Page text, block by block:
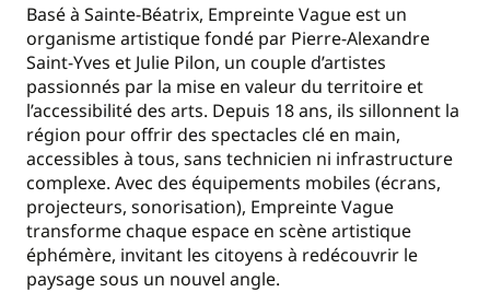
Basé à Sainte-Béatrix, Empreinte Vague est un
organisme artistique fondé par Pierre-Alexandre
Saint-Yves et Julie Pilon, un couple d’artistes
passionnés par la mise en valeur du territoire et
l’accessibilité des arts. Depuis 18 ans, ils sillonnent la
région pour offrir des spectacles clé en main,
accessibles à tous, sans technicien ni infrastructure
complexe. Avec des équipements mobiles (écrans,
projecteurs, sonorisation), Empreinte Vague
transforme chaque espace en scène artistique
éphémère, invitant les citoyens à redécouvrir le
paysage sous un nouvel angle.